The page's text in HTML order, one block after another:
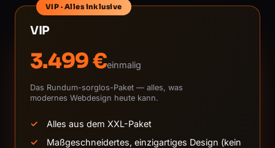
VIP · Alles inklusive
VIP
3.499 €einmalig
Das Rundum-sorglos-Paket — alles, was
modernes Webdesign heute kann.
Alles aus dem XXL-Paket
Maßgeschneidertes, einzigartiges Design (kein